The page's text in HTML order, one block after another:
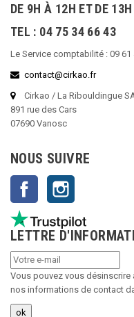
DE 9H À 12H ET DE
TEL : 04 75 34 66 43
Le Service comptabilité : 09 61
contact@cirkao.fr
Cirkao / La Ribouldingue
891 rue des Cars
07690 Vanosc
NOUS SUIVRE
Facebook
LETTRE
Vous pouvez vous désinscrire
nos informations de contact